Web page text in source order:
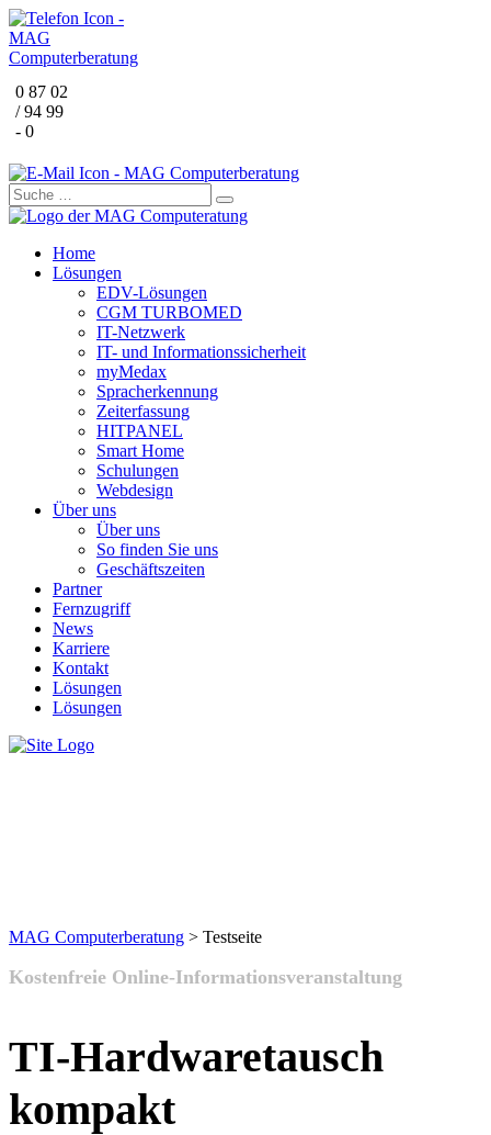
0 87 02
/ 94 99
- 0
Home
Lösungen
EDV-Lösungen
CGM TURBOMED
IT-Netzwerk
IT- und Informationssicherheit
myMedax
Spracherkennung
Zeiterfassung
HITPANEL
Smart Home
Schulungen
Webdesign
Über uns
Über uns
So finden Sie uns
Geschäftszeiten
Partner
Fernzugriff
News
Karriere
Kontakt
Lösungen
Lösungen
MAG Computerberatung > Testseite
Kostenfreie Online-Informationsveranstaltung
TI-Hardwaretausch
kompakt